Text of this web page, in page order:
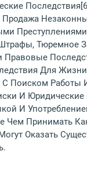
Продажа
Тюремное
Правовые
Для
С Поиском Работы
И Юридические
И
Чем Принимать
Оказать